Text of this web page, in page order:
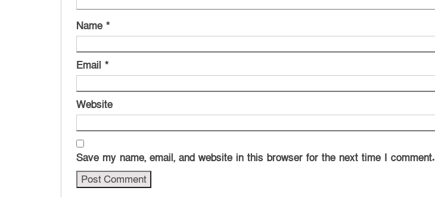
Name *
Email *
Website
Save my name, email, and website in this browser for the next time I comment.